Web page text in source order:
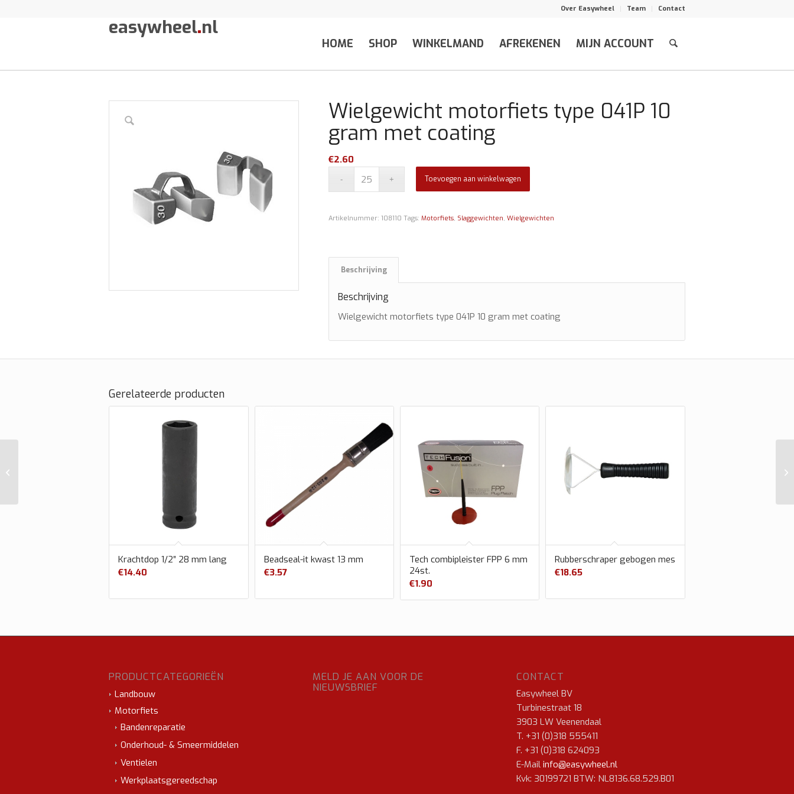
Over Easywheel Team Contact
easywheel.nl
HOME SHOP WINKELMAND AFREKENEN MIJN ACCOUNT
Wielgewicht motorfiets type 041P 10
gram met coating
€2.60
Toevoegen aan winkelwagen
Artikelnummer:108110 Tags:Motorfiets, Slaggewichten,Wielgewichten
Beschrijving
Beschrijving
Wielgewicht motorfiets type 041P 10 gram met coating
Gerelateerde producten
Krachtdop 1/2″ 28 mm lang
€14.40
Beadseal-it kwast 13 mm
€3.57
Tech combipleister FPP 6 mm
24st.
€1.90
Rubberschraper gebogen mes
€18.65
PRODUCTCATEGORIEËN
Landbouw
Motorfiets
Bandenreparatie
Onderhoud- & Smeermiddelen
Ventielen
Werkplaatsgereedschap
MELD JE AAN VOOR DE
NIEUWSBRIEF
CONTACT
Easywheel BV
Turbinestraat 18
3903 LW Veenendaal
T. +31 (0)318 555411
F. +31 (0)318 624093
E-Mail info@easywheel.nl
Kvk: 30199721 BTW: NL8136.68.529.B01